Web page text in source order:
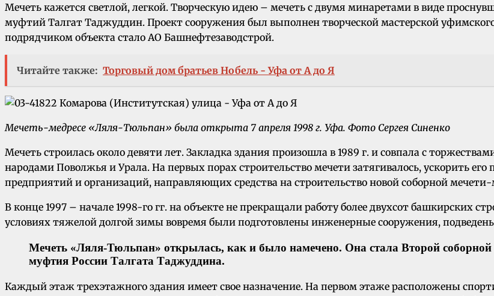
Мечеть кажется светлой, легкой. Творческую идею – мечеть с двумя минаретами в виде
муфтий Талгат Таджуддин. Проект сооружения был выполнен творческой мастерской
подрядчиком объекта стало АО Башнефтезаводстрой.
Читайте также: Торговый дом братьев Нобель - Уфа от А до Я
Мечеть-медресе «Ляля-Тюльпан» была открыта 7 апреля 1998 г. Уфа. Фото Сергея Синенко
Мечеть строилась около девяти лет. Закладка здания произошла в 1989 г. и совпала с
народами Поволжья и Урала. На первых порах строительство мечети затягивалось, ускорить
предприятий и организаций, направляющих средства на строительство новой соборной мечети-
В конце 1997 – начале 1998-го гг. на объекте не прекращали работу более двухсот башкирских
условиях тяжелой долгой зимы вовремя были подготовлены инженерные сооружения,
Мечеть «Ляля-Тюльпан» открылась, как и было намечено. Она стала Второй
муфтия России Талгата Таджуддина.
Каждый этаж трехэтажного здания имеет свое назначение. На первом этаже расположены